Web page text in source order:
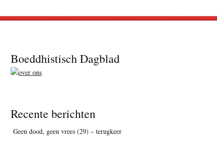
Footer
Boeddhistisch Dagblad
Recente berichten
Geen dood, geen vrees (29) – terugkeer